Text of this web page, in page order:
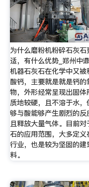
为什么磨粉机粉碎石灰石
适，有什么优势_郑州中
机器石灰石在化学中又被
酸钙，主要就是就是钙的
物，外形经常呈现出固体
质地较硬，且不溶于水，
够与酸能够产生剧烈的反
且释放大量气体。目前对
石的应用范围，大多定义
行业，也是较为坚固的建
料。